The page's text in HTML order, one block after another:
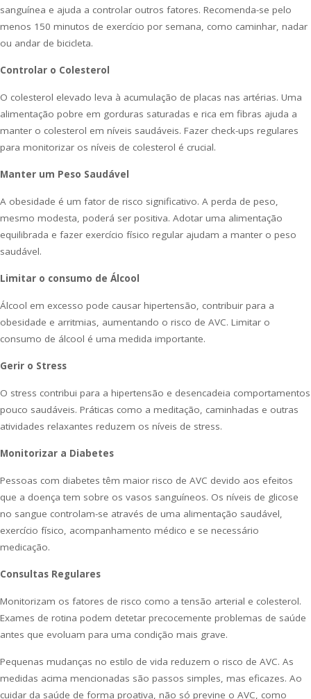
sanguínea e ajuda a controlar outros fatores. Recomenda-se pelo
menos 150 minutos de exercício por semana, como caminhar, nadar
ou andar de bicicleta.
Controlar o Colesterol
O colesterol elevado leva à acumulação de placas nas artérias. Uma
alimentação pobre em gorduras saturadas e rica em fibras ajuda a
manter o colesterol em níveis saudáveis. Fazer check-ups regulares
para monitorizar os níveis de colesterol é crucial.
Manter um Peso Saudável
A obesidade é um fator de risco significativo. A perda de peso,
mesmo modesta, poderá ser positiva. Adotar uma alimentação
equilibrada e fazer exercício físico regular ajudam a manter o peso
saudável.
Limitar o consumo de Álcool
Álcool em excesso pode causar hipertensão, contribuir para a
obesidade e arritmias, aumentando o risco de AVC. Limitar o
consumo de álcool é uma medida importante.
Gerir o Stress
O stress contribui para a hipertensão e desencadeia comportamentos
pouco saudáveis. Práticas como a meditação, caminhadas e outras
atividades relaxantes reduzem os níveis de stress.
Monitorizar a Diabetes
Pessoas com diabetes têm maior risco de AVC devido aos efeitos
que a doença tem sobre os vasos sanguíneos. Os níveis de glicose
no sangue controlam-se através de uma alimentação saudável,
exercício físico, acompanhamento médico e se necessário
medicação.
Consultas Regulares
Monitorizam os fatores de risco como a tensão arterial e colesterol.
Exames de rotina podem detetar precocemente problemas de saúde
antes que evoluam para uma condição mais grave.
Pequenas mudanças no estilo de vida reduzem o risco de AVC. As
medidas acima mencionadas são passos simples, mas eficazes. Ao
cuidar da saúde de forma proativa, não só previne o AVC, como